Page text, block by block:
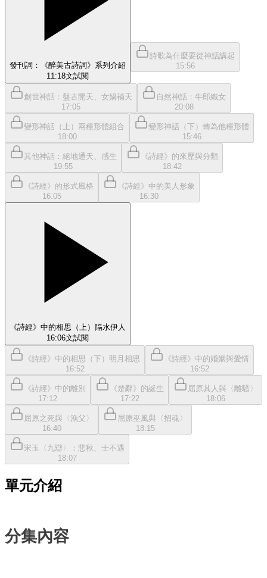
發刊詞：《醉美古詩詞》系列介紹
11:18文試閱
詩歌為什麼要從神話講起
15:56
創世神話：盤古開天、女媧補天
17:05
自然神話：牛郎織女
20:08
變形神話（上）兩種形體組合
18:00
變形神話（下）轉為他種形體
15:46
其他神話：絕地通天、感生
19:55
《詩經》的來歷與分類
18:42
《詩經》的形式風格
16:05
《詩經》中的美人形象
16:30
《詩經》中的相思（上）隔水伊人
16:06文試閱
《詩經》中的相思（下）明月相思
16:52
《詩經》中的婚姻與愛情
16:52
《詩經》中的離別
17:12
《楚辭》的誕生
17:22
屈原其人與〈離騷〉
18:06
屈原之死與〈漁父〉
16:40
屈原巫風與〈招魂〉
18:15
宋玉〈九辯〉：悲秋、士不遇
18:07
單元介紹
分集內容